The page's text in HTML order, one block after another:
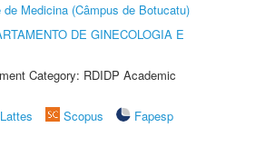
de Medicina (Câmpus de Botucatu)
DE GINECOLOGIA E
Category: RDIDP Academic
Scopus
Fapesp